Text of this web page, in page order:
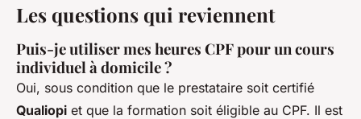
Les questions qui reviennent
Puis-je utiliser mes heures CPF pour un cours
individuel à domicile ?
Oui, sous condition que le prestataire soit certifié
Qualiopi et que la formation soit éligible au CPF. Il est